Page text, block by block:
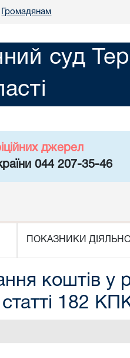
Громадянам
суд
джерел
044 207-35-46
ПОКАЗНИКИ
коштів у
182